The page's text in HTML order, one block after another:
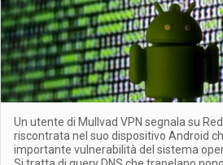
Un utente di Mullvad VPN segnala su
riscontrata nel suo dispositivo Android
importante vulnerabilità del sistema